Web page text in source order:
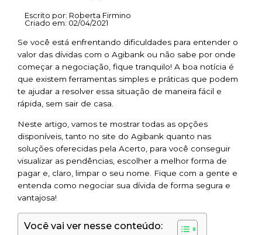
Escrito por: Roberta Firmino
Criado em: 02/04/2021
Se você está enfrentando dificuldades para entender o
valor das dívidas com o Agibank ou não sabe por onde
começar a negociação, fique tranquilo! A boa notícia é
que existem ferramentas simples e práticas que podem
te ajudar a resolver essa situação de maneira fácil e
rápida, sem sair de casa.
Neste artigo, vamos te mostrar todas as opções
disponíveis, tanto no site do Agibank quanto nas
soluções oferecidas pela Acerto, para você conseguir
visualizar as pendências, escolher a melhor forma de
pagar e, claro, limpar o seu nome. Fique com a gente e
entenda como negociar sua dívida de forma segura e
vantajosa!
Você vai ver nesse conteúdo: